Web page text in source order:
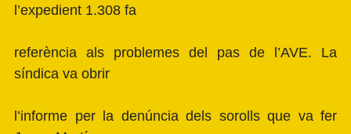
l’expedient 1.308 fa
referència als problemes del pas de l’AVE. La
síndica va obrir
l’informe per la denúncia dels sorolls que va fer